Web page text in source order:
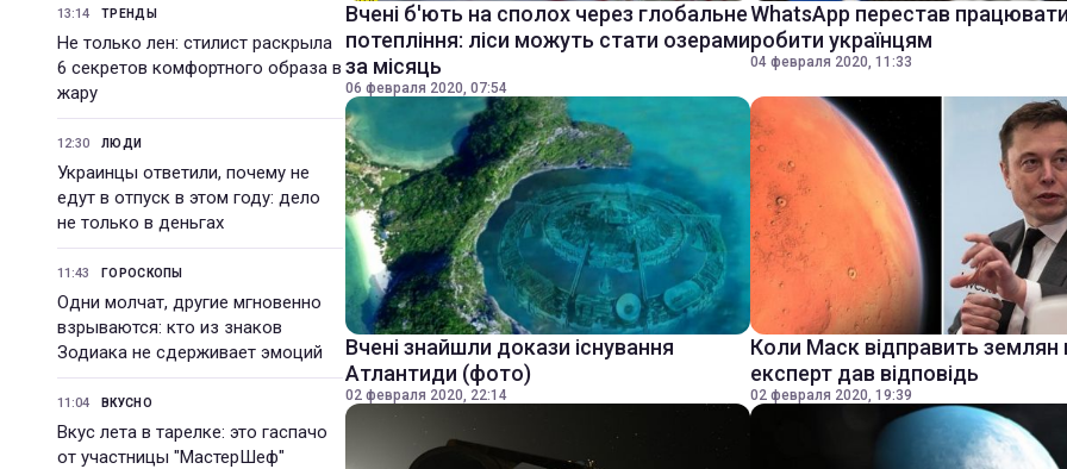
13:14 ТРЕНДЫ
Не только лен: стилист раскрыла
6 секретов комфортного образа в
жару
12:30 ЛЮДИ
Украинцы ответили, почему не
едут в отпуск в этом году: дело
не только в деньгах
11:43 ГОРОСКОПЫ
Одни молчат, другие мгновенно
взрываются: кто из знаков
Зодиака не сдерживает эмоций
11:04 ВКУСНО
Вкус лета в тарелке: это гаспачо
от участницы "МастерШеф"
Вчені б'ють на сполох через глобальне
потепління: ліси можуть стати озерами
за місяць
06 февраля 2020, 07:54
WhatsApp перестав
робити українцям
04 февраля 2020, 11:33
Вчені знайшли докази існування
Атлантиди (фото)
02 февраля 2020, 22:14
Коли Маск відправить землян
експерт дав відповідь
02 февраля 2020, 19:39